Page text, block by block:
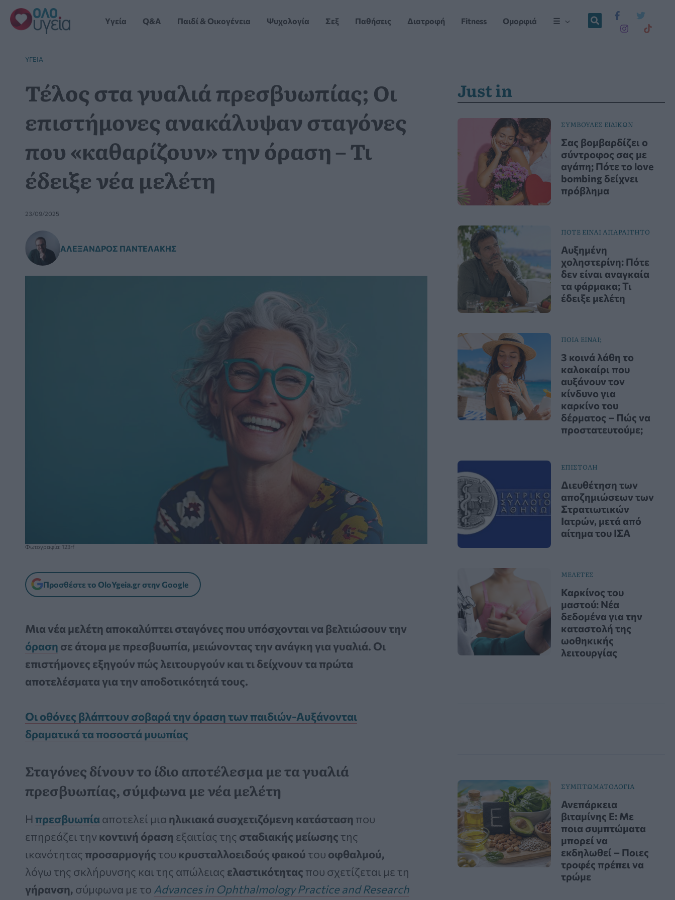
Μετάβαση
στο
περιεχόμενο
Yγεία Q&A Παιδί & Οικογένεια Ψυχολογία Σεξ Παθήσεις Διατροφή Fitness Ομορφιά ☰
YΓΕΊΑ
Τέλος στα γυαλιά πρεσβυωπίας; Οι
επιστήμονες ανακάλυψαν σταγόνες
που «καθαρίζουν» την όραση – Τι
έδειξε νέα μελέτη
23/09/2025
ΑΛΈΞΑΝΔΡΟΣ ΠΑΝΤΕΛΆΚΗΣ
Φωτογραφία: 123rf
Προσθέστε το OloYgeia.gr στην Google
Μια νέα μελέτη αποκαλύπτει σταγόνες που υπόσχονται να βελτιώσουν την
όραση σε άτομα με πρεσβυωπία, μειώνοντας την ανάγκη για γυαλιά. Οι
επιστήμονες εξηγούν πώς λειτουργούν και τι δείχνουν τα πρώτα
αποτελέσματα για την αποδοτικότητά τους.
Οι οθόνες βλάπτουν σοβαρά την όραση των παιδιών-Αυξάνονται
δραματικά τα ποσοστά μυωπίας
Σταγόνες δίνουν το ίδιο αποτέλεσμα με τα γυαλιά
πρεσβυωπίας, σύμφωνα με νέα μελέτη
Η πρεσβυωπία αποτελεί μια ηλικιακά συσχετιζόμενη κατάσταση που
επηρεάζει την κοντινή όραση εξαιτίας της σταδιακής μείωσης της
ικανότητας προσαρμογής του κρυσταλλοειδούς φακού του οφθαλμού,
λόγω της σκλήρυνσης και της απώλειας ελαστικότητας που σχετίζεται με τη
γήρανση, σύμφωνα με το Advances in Ophthalmology Practice and Research
Just in
ΣΥΜΒΟΥΛΕΣ ΕΙΔΙΚΩΝ
Σας βομβαρδίζει ο
σύντροφος σας με
αγάπη; Πότε το love
bombing δείχνει
πρόβλημα
ΠΟΤΕ ΕΙΝΑΙ ΑΠΑΡΑΙΤΗΤΟ
Αυξημένη
χοληστερίνη: Πότε
δεν είναι αναγκαία
τα φάρμακα; Τι
έδειξε μελέτη
ΠΟΙΑ ΕΙΝΑΙ;
3 κοινά λάθη το
καλοκαίρι που
αυξάνουν τον
κίνδυνο για
καρκίνο του
δέρματος – Πώς να
προστατευτούμε;
ΕΠΙΣΤΟΛΗ
Διευθέτηση των
αποζημιώσεων των
Στρατιωτικών
Ιατρών, μετά από
αίτημα του ΙΣΑ
ΜΕΛΕΤΕΣ
Καρκίνος του
μαστού: Νέα
δεδομένα για την
καταστολή της
ωοθηκικής
λειτουργίας
ΣΥΜΠΤΩΜΑΤΟΛΟΓΙΑ
Ανεπάρκεια
βιταμίνης Ε: Με
ποια συμπτώματα
μπορεί να
εκδηλωθεί – Ποιες
τροφές πρέπει να
τρώμε